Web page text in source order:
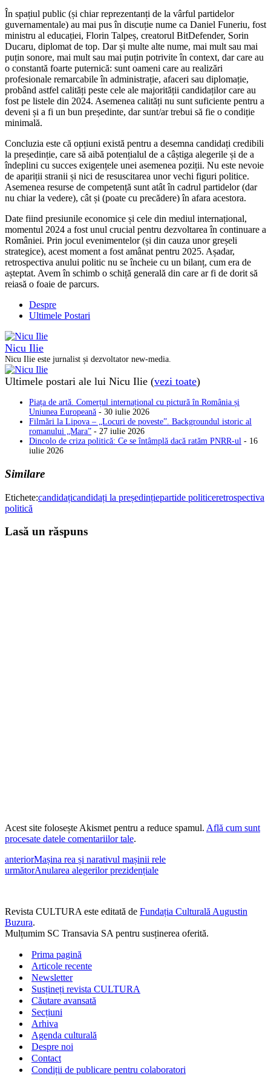
În spațiul public (și chiar reprezentanți de la vârful partidelor
guvernamentale) au mai pus în discuție nume ca Daniel Funeriu, fost
ministru al educației, Florin Talpeș, creatorul BitDefender, Sorin
Ducaru, diplomat de top. Dar și multe alte nume, mai mult sau mai
puțin sonore, mai mult sau mai puțin potrivite în context, dar care au
o constantă foarte puternică: sunt oameni care au realizări
profesionale remarcabile în administrație, afaceri sau diplomație,
probând astfel calități peste cele ale majorității candidaților care au
fost pe listele din 2024. Asemenea calități nu sunt suficiente pentru a
deveni și a fi un bun președinte, dar sunt/ar trebui să fie o condiție
minimală.
Concluzia este că opțiuni există pentru a desemna candidați credibili
la președinție, care să aibă potențialul de a câștiga alegerile și de a
îndeplini cu succes exigențele unei asemenea poziții. Nu este nevoie
de apariții stranii și nici de resuscitarea unor vechi figuri politice.
Asemenea resurse de competență sunt atât în cadrul partidelor (dar
nu chiar la vedere), cât și (poate cu precădere) în afara acestora.
Date fiind presiunile economice și cele din mediul internațional,
momentul 2024 a fost unul crucial pentru dezvoltarea în continuare a
României. Prin jocul evenimentelor (și din cauza unor greșeli
strategice), acest moment a fost amânat pentru 2025. Așadar,
retrospectiva anului politic nu se încheie cu un bilanț, cum era de
așteptat. Avem în schimb o schiță generală din care ar fi de dorit să
reiasă o foaie de parcurs.
Despre
Ultimele Postari
Nicu Ilie
Nicu Ilie este jurnalist și dezvoltator new-media.
Ultimele postari ale lui Nicu Ilie (vezi toate)
Piața de artă. Comerțul internațional cu pictură în România și
Uniunea Europeană - 30 iulie 2026
Filmări la Lipova – „Locuri de poveste”. Backgroundul istoric al
romanului „Mara” - 27 iulie 2026
Dincolo de criza politică: Ce se întâmplă dacă ratăm PNRR-ul - 16
iulie 2026
Similare
Etichete:candidațicandidați la președințiepartide politiceretrospectiva
politică
Lasă un răspuns
Acest site folosește Akismet pentru a reduce spamul. Află cum sunt
procesate datele comentariilor tale.
anteriorMașina rea și narativul mașinii rele
următorAnularea alegerilor prezidențiale
Revista CULTURA este editată de Fundația Culturală Augustin
Buzura.
Mulțumim SC Transavia SA pentru susținerea oferită.
Prima pagină
Articole recente
Newsletter
Susțineți revista CULTURA
Căutare avansată
Secțiuni
Arhiva
Agenda culturală
Despre noi
Contact
Condiții de publicare pentru colaboratori